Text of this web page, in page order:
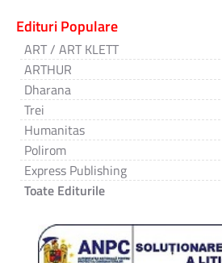
Edituri Populare
ART / ART KLETT
ARTHUR
Dharana
Trei
Humanitas
Polirom
Express Publishing
Toate Editurile